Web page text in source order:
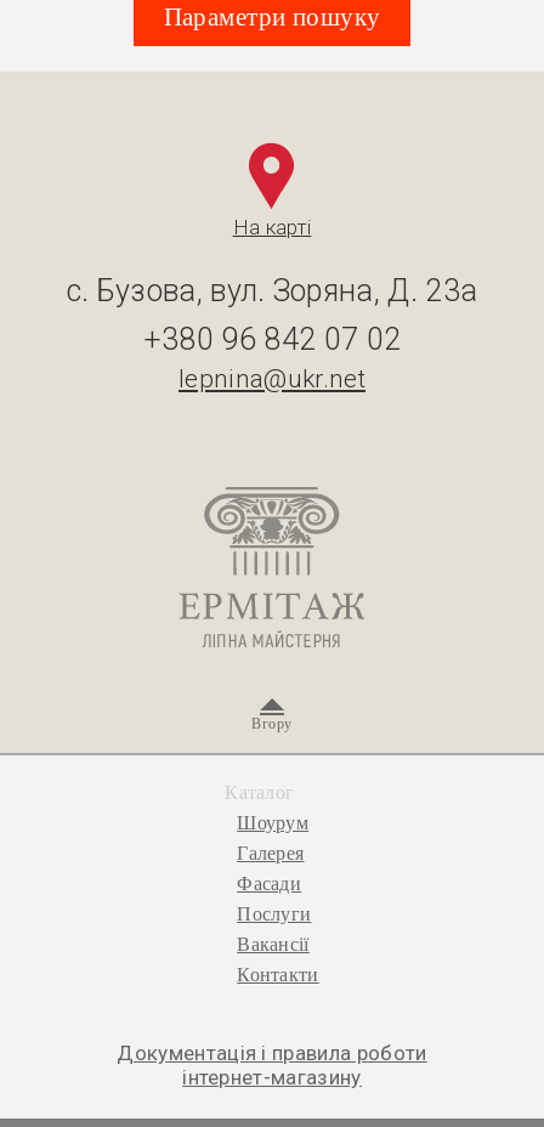
Параметри пошуку
На карті
с. Бузова, вул. Зоряна, Д. 23а
+380 96 842 07 02
lepnina@ukr.net
Вгору
Каталог
Шоурум
Галерея
Фасади
Послуги
Вакансії
Контакти
Документація і правила роботи
інтернет-магазину